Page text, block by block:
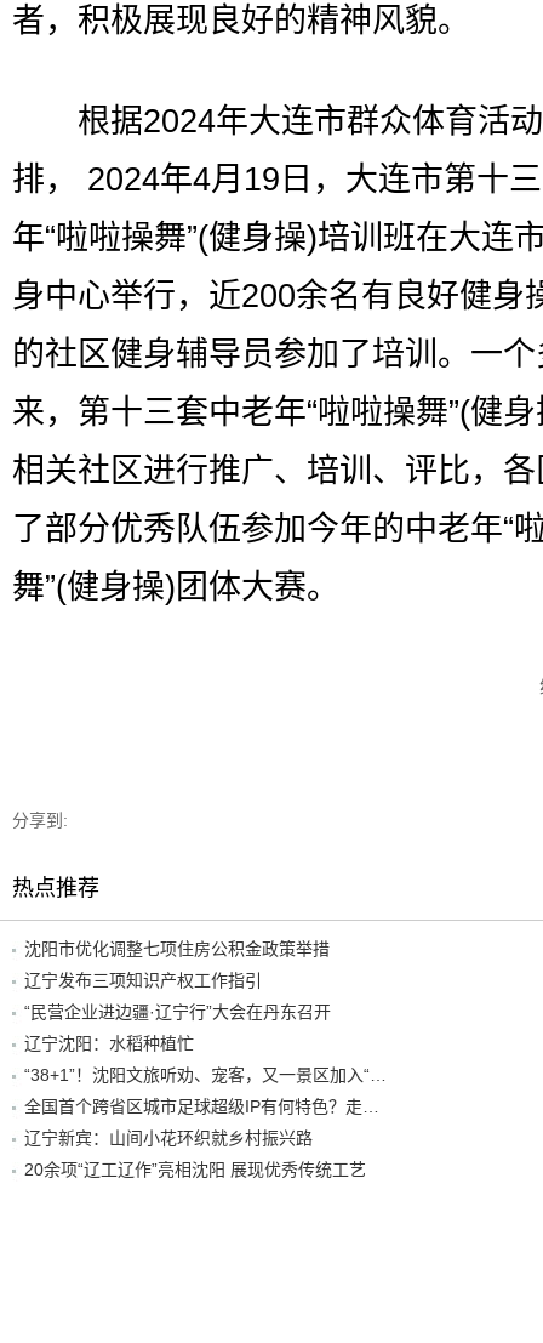
者，积极展现良好的精神风貌。
根据2024年大连市群众体育活
排， 2024年4月19日，大连市第十
年“啦啦操舞”(健身操)培训班在大连
身中心举行，近200余名有良好健身
的社区健身辅导员参加了培训。一
来，第十三套中老年“啦啦操舞”(健
相关社区进行推广、培训、评比，
了部分优秀队伍参加今年的中老年“
舞”(健身操)团体大赛。
分享到:
热点推荐
沈阳市优化调整七项住房公积金政策举措
辽宁发布三项知识产权工作指引
“民营企业进边疆·辽宁行”大会在丹东召开
辽宁沈阳：水稻种植忙
辽宁新宾：山间小花环织就乡村振兴路
20余项“辽工辽作”亮相沈阳 展现优秀传统工艺